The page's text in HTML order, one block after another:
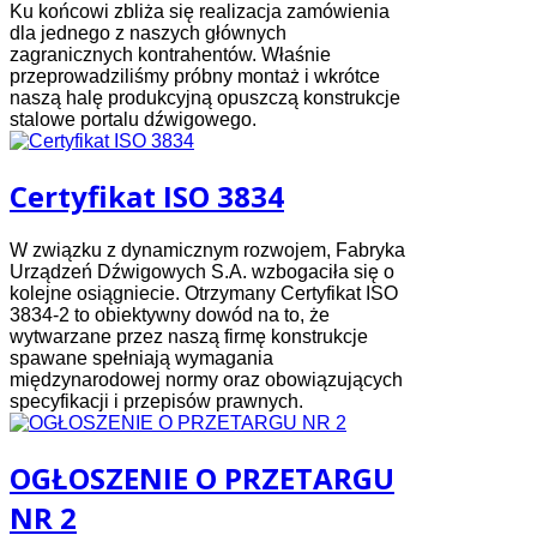
Ku końcowi zbliża się realizacja zamówienia
dla jednego z naszych głównych
zagranicznych kontrahentów. Właśnie
przeprowadziliśmy próbny montaż i wkrótce
naszą halę produkcyjną opuszczą konstrukcje
stalowe portalu dźwigowego.
Certyfikat ISO 3834
W związku z dynamicznym rozwojem, Fabryka
Urządzeń Dźwigowych S.A. wzbogaciła się o
kolejne osiągniecie. Otrzymany Certyfikat ISO
3834-2 to obiektywny dowód na to, że
wytwarzane przez naszą firmę konstrukcje
spawane spełniają wymagania
międzynarodowej normy oraz obowiązujących
specyfikacji i przepisów prawnych.
OGŁOSZENIE O PRZETARGU
NR 2